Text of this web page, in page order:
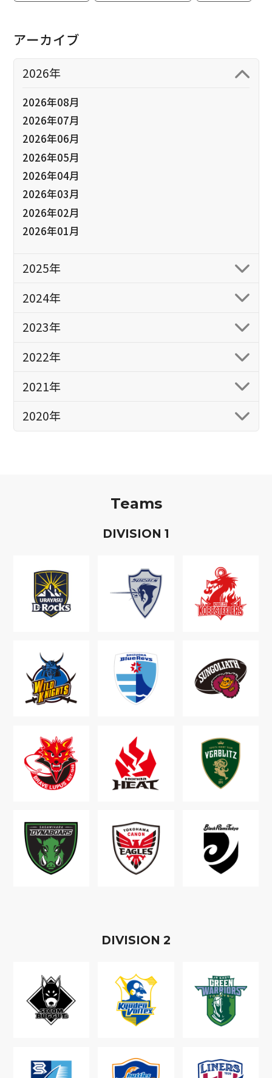
アーカイブ
2026年
2026年08月
2026年07月
2026年06月
2026年05月
2026年04月
2026年03月
2026年02月
2026年01月
2025年
2024年
2023年
2022年
2021年
2020年
Teams
DIVISION 1
DIVISION 2